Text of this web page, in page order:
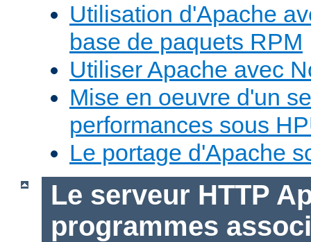
Utilisation d'Apache
base de paquets RPM
Utiliser Apache avec
Mise en oeuvre d'un
performances sous
Le portage d'Apache
Le serveur HTTP
programmes